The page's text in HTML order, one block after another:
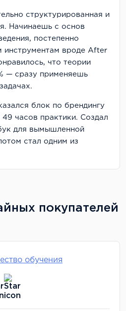
структурированная и
Начинаешь с основ
постепенно
инструментам вроде After
что теории
— сразу применяешь
блок по брендингу
часов практики. Создал
для вымышленной
стал одним из
портфолио.
лицензия, что важно для
покупателей
обучения